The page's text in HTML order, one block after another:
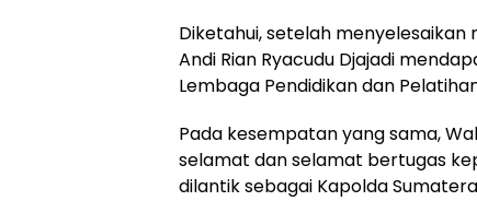
Diketahui, setelah menyelesaikan
Andi Rian Ryacudu Djajadi
Lembaga Pendidikan dan
Pada kesempatan yang sama,
selamat dan selamat bertugas
dilantik sebagai Kapolda